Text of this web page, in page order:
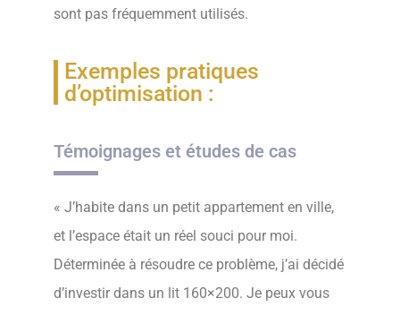
sont pas fréquemment utilisés.
Exemples pratiques
d’optimisation :
Témoignages et études de cas
« J’habite dans un petit appartement en ville,
et l’espace était un réel souci pour moi.
Déterminée à résoudre ce problème, j’ai décidé
d’investir dans un lit 160×200. Je peux vous